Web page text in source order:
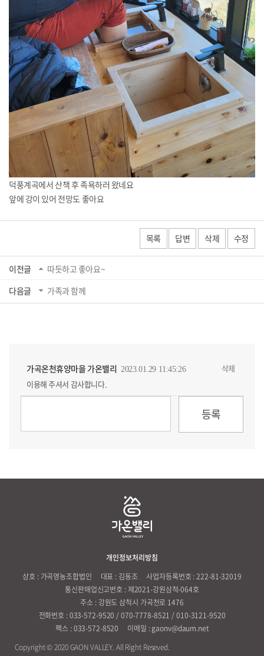
덕풍계곡에서 산책 후 족욕하러 왔네요
앞에 강이 있어 전망도 좋아요
목록 답변 삭제 수정
이전글
따듯하고 좋아요~
다음글
가족과 함께
가곡온천휴양마을 가온밸리 2023.01.29 11:45:26
이용해 주셔서 감사합니다.
삭제
개인정보처리방침
상호 : 가곡영농조합법인
대표 : 김동조
사업자등록번호 : 222-81-32019
통신판매업신고번호 : 제2021-강원삼척-064호
주소 : 강원도 삼척시 가곡천로 1476
전화번호 : 033-572-9520 / 070-7778-8521 / 010-3121-9520
팩스 : 033-572-8520
이메일 : gaonv@daum.net
Copyright © 2020 GAON VALLEY. All Right Reseved.